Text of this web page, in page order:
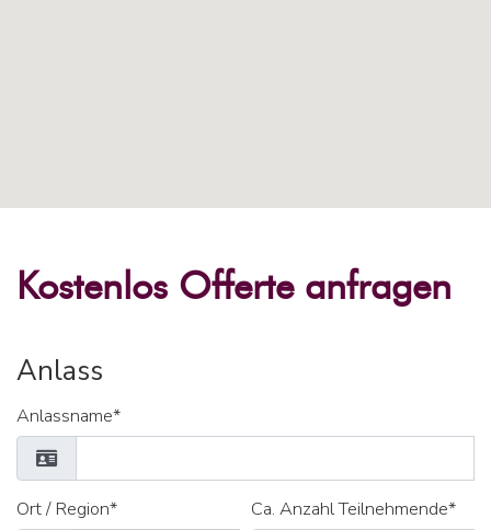
Kostenlos Offerte anfragen
Anlass
Anlassname*
Ort / Region* Ca. Anzahl Teilnehmende*